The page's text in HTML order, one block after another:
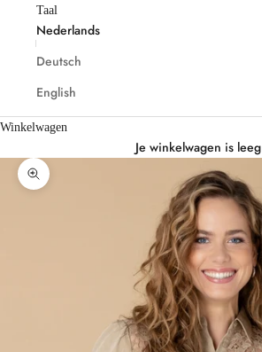
Taal
Nederlands
Deutsch
English
Winkelwagen
Je winkelwagen is leeg
In-/uitzoomen